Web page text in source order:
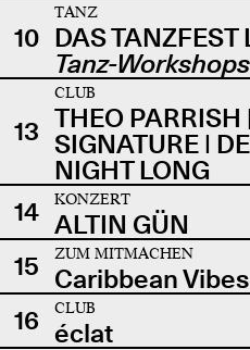
10
TANZ
DAS TANZFEST
Tanz-Workshops
13
CLUB
THEO
SIGNATURE |
NIGHT LONG
14
KONZERT
ALTIN GÜN
15
ZUM MITMACHEN
Caribbean Vibes
16
CLUB
éclat